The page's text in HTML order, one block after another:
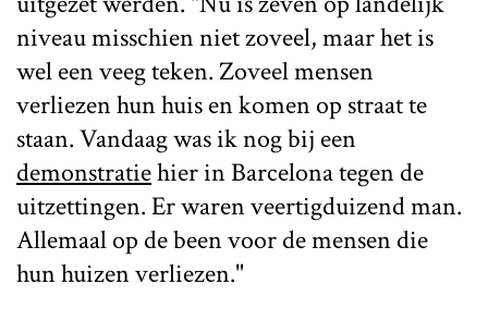
niveau misschien niet zoveel, maar het is
wel een veeg teken. Zoveel mensen
verliezen hun huis en komen op straat te
staan. Vandaag was ik nog bij een
demonstratiehier in Barcelona tegen de
uitzettingen. Er waren veertigduizend man.
Allemaal op de been voor de mensen die
hun huizen verliezen."